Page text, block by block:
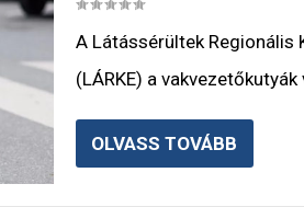
A Látássérültek Regionális
(LÁRKE) a
OLVASS TOVÁBB